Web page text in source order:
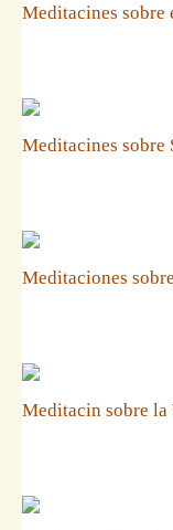
Meditacines sobre
Meditacines sobre
Meditaciones
Meditacin sobre la